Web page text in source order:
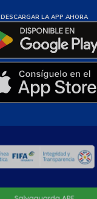
DESCARGAR LA APP AHORA